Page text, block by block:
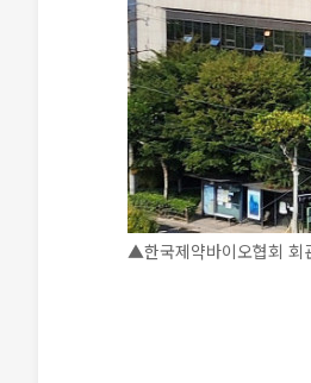
▲한국제약바이오협회 회